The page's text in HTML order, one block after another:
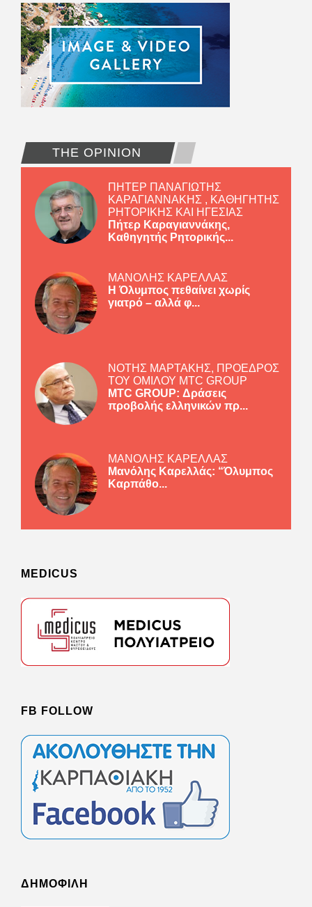
THE OPINION
ΠΗΤΕΡ ΠΑΝΑΓΙΩΤΗΣ
ΚΑΡΑΓΙΑΝΝΑΚΗΣ , ΚΑΘΗΓΗΤΗΣ
ΡΗΤΟΡΙΚΗΣ ΚΑΙ ΗΓΕΣΙΑΣ
Πήτερ Καραγιαννάκης,
Καθηγητής Ρητορικής...
ΜΑΝΟΛΗΣ ΚΑΡΕΛΛΑΣ
Η Όλυμπος πεθαίνει χωρίς
γιατρό – αλλά φ...
ΝΟΤΗΣ ΜΑΡΤΑΚΗΣ, ΠΡΟΕΔΡΟΣ
ΤΟΥ ΟΜΙΛΟΥ MTC GROUP
MTC GROUP: Δράσεις
προβολής ελληνικών πρ...
ΜΑΝΟΛΗΣ ΚΑΡΕΛΛΑΣ
Μανόλης Καρελλάς: “Όλυμπος
Καρπάθο...
MEDICUS
FB FOLLOW
ΔΗΜΟΦΙΛΗ